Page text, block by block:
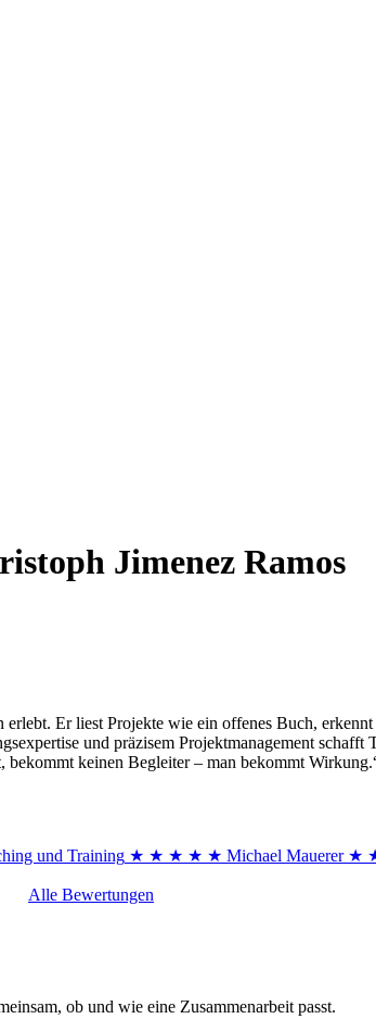
Jimenez Ramos
Er liest Projekte wie ein offenes Buch,
und präzisem Projektmanagement schafft
keinen Begleiter – man bekommt
und Training ★ ★ ★ ★ ★ Michael Mauerer ★
Alle Bewertungen
ob und wie eine Zusammenarbeit passt.